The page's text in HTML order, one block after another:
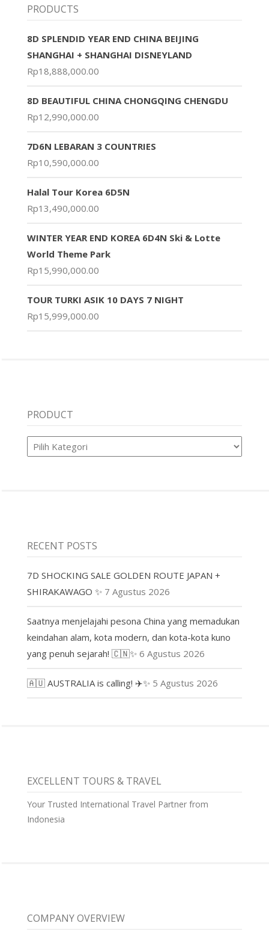
PRODUCTS
8D SPLENDID YEAR END CHINA BEIJING
SHANGHAI + SHANGHAI DISNEYLAND
Rp18,888,000.00
8D BEAUTIFUL CHINA CHONGQING CHENGDU
Rp12,990,000.00
7D6N LEBARAN 3 COUNTRIES
Rp10,590,000.00
Halal Tour Korea 6D5N
Rp13,490,000.00
WINTER YEAR END KOREA 6D4N Ski & Lotte
World Theme Park
Rp15,990,000.00
TOUR TURKI ASIK 10 DAYS 7 NIGHT
Rp15,999,000.00
PRODUCT
Product
RECENT POSTS
7D SHOCKING SALE GOLDEN ROUTE JAPAN +
SHIRAKAWAGO ✨ 7 Agustus 2026
Saatnya menjelajahi pesona China yang memadukan
keindahan alam, kota modern, dan kota-kota kuno
yang penuh sejarah! 🇨🇳✨ 6 Agustus 2026
🇦🇺 AUSTRALIA is calling! ✈️✨ 5 Agustus 2026
EXCELLENT TOURS & TRAVEL
Your Trusted International Travel Partner from
Indonesia
COMPANY OVERVIEW